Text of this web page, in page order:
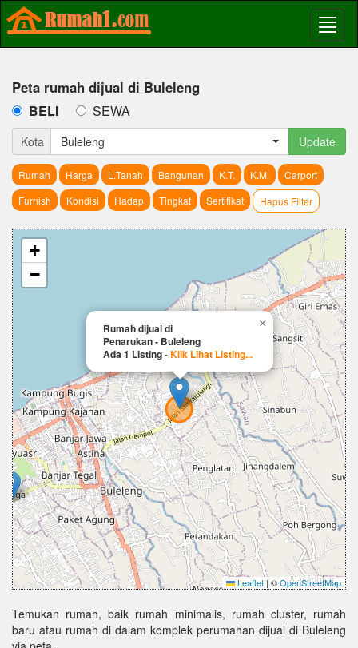
Peta rumah dijual di Buleleng
BELI SEWA
Kota Buleleng Update
Rumah Harga L.Tanah Bangunan K.T. K.M.
Carport
Furnish
Kondisi Hadap Tingkat Sertifikat Hapus Filter
Rumah dijual di
Penarukan - Buleleng
Ada 1 Listing-Klik Lihat Listing...
×
+
−
Leaflet | ©OpenStreetMap
Temukan rumah, baik rumah minimalis, rumah cluster, rumah
baru atau rumah di dalam komplek perumahan dijual di Buleleng